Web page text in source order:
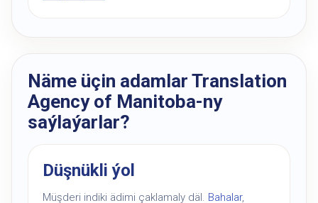
Näme üçin adamlar Translation
Agency of Manitoba-ny
saýlaýarlar?
Düşnükli ýol
Müşderi indiki ädimi çaklamaly däl. Bahalar,